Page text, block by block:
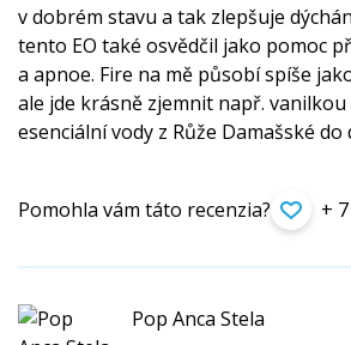
v dobrém stavu a tak zlepšuje
tento EO také osvědčil jako pomoc
a apnoe. Fire na mě působí spíše
ale jde krásně zjemnit např.
esenciální vody z Růže Damašské do
Pomohla vám táto recenzia? + 7
Pop Anca Stela